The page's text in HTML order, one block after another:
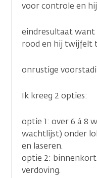
voor controle en
eindresultaat want
rood en hij twijfelt
onrustige
Ik kreeg 2 opties:
optie 1: over 6 á 8
wachtlijst) onder
en laseren.
optie 2:
verdoving.